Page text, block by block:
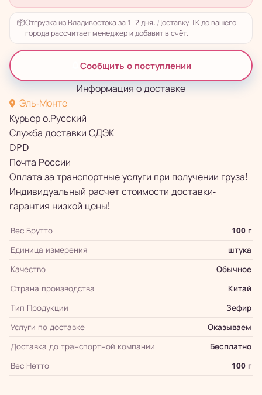
📦Отгрузка из Владивостока за 1–2 дня. Доставку ТК до вашего
города рассчитает менеджер и добавит в счёт.
Сообщить о поступлении
Информация о доставке
Эль-Монте
Курьер о.Русский
Служба доставки СДЭК
DPD
Почта России
Оплата за транспортные услуги при получении груза!
Индивидуальный расчет стоимости доставки-
гарантия низкой цены!
Вес Брутто
100 г
Единица измерения
штука
Качество
Обычное
Страна производства
Китай
Тип Продукции
Зефир
Услуги по доставке
Оказываем
Доставка до транспортной компании
Бесплатно
Вес Нетто
100 г